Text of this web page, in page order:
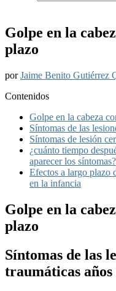
Golpe en la
plazo
porJaime Benito Gutiérrez
Contenidos
Golpe en la cabeza
Síntomas de las
Síntomas de lesión
¿cuánto tiempo
aparecer los síntomas?
Efectos a largo plazo
en la infancia
Golpe en la
plazo
Síntomas de las
traumáticas años